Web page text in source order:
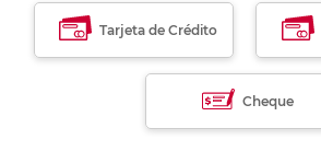
Tarjeta de Crédito
Cheque